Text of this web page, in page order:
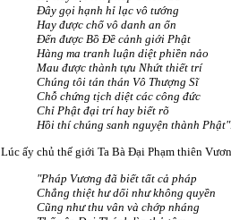
Ðây gọi hạnh hỉ lạc vô tướng
Hay được chổ vô danh an ổn
Ðến được Bồ Ðề cảnh giới Phật
Hàng ma tranh luận diệt phiền nảo
Mau được thành tựu Nhứt thiết trí
Chúng tôi tán thán Vô Thượng Sĩ
Chỗ chứng tịch diệt các công đức
Chỉ Phật đại trí hay biết rõ
Hồi thí chúng sanh nguyện thành Phật".
Lúc ấy chủ thế giới Ta Bà Ðại Phạm thiên
"Pháp Vương đã biết tất cả pháp
Chẳng thiệt hư dối như không quyền
Cũng như thu vân và chớp nháng